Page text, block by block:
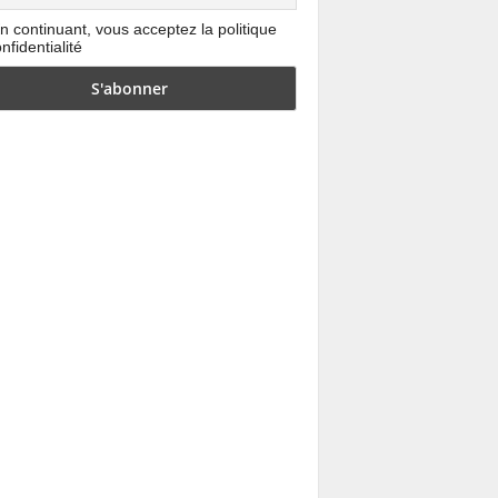
continuant, vous acceptez la politique